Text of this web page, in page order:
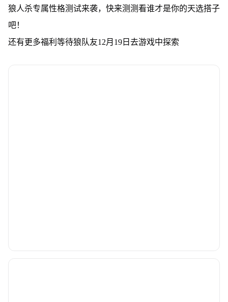
狼人杀专属性格测试来袭，快来测测看谁才是你的天选搭子
吧！
还有更多福利等待狼队友12月19日去游戏中探索